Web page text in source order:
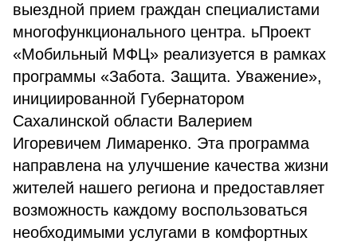
выездной прием граждан специалистами
многофункционального центра. ьПроект
«Мобильный МФЦ» реализуется в рамках
программы «Забота. Защита. Уважение»,
инициированной Губернатором
Сахалинской области Валерием
Игоревичем Лимаренко. Эта программа
направлена на улучшение качества жизни
жителей нашего региона и предоставляет
возможность каждому воспользоваться
необходимыми услугами в комфортных